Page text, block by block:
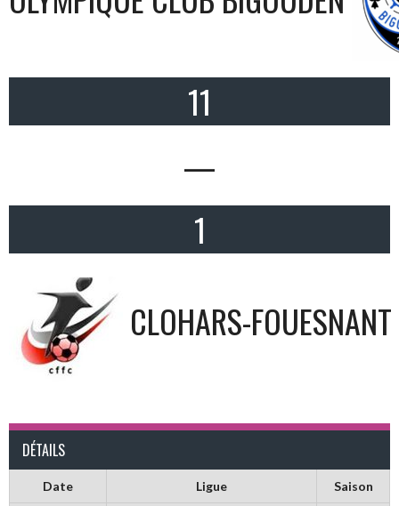
11
—
1
CLOHARS-
DÉTAILS
Date Ligue Saison